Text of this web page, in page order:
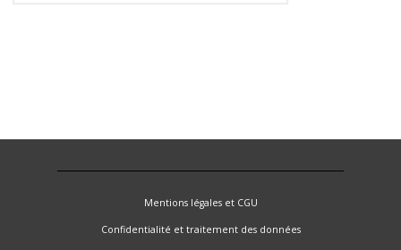
Mentions légales et CGU
Confidentialité et traitement des données